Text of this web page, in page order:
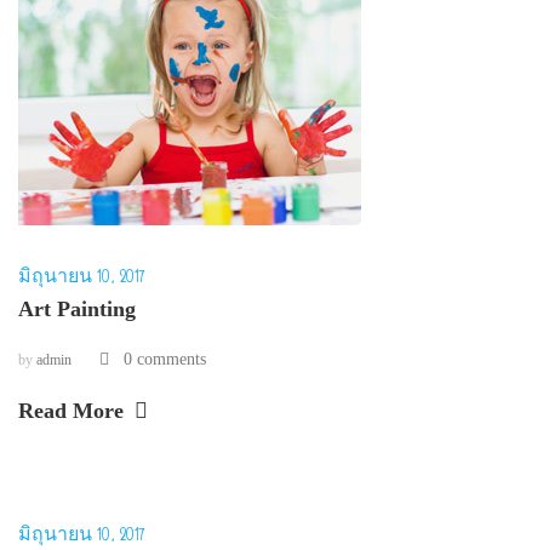
มิถุนายน 10, 2017
Art Painting
by admin 0 comments
Read More
มิถุนายน 10, 2017